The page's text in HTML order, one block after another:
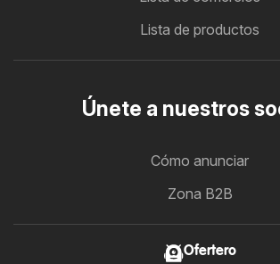
Lista de productos
Únete a nuestros
Cómo anunciar
Zona B2B
Ofertero